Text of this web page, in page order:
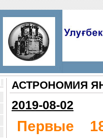
АСТРОНОМИЯ
2019-08-02
Первые